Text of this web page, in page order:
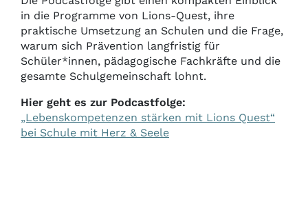
in die Programme von Lions-Quest, ihre
praktische Umsetzung an Schulen und die Frage,
warum sich Prävention langfristig für
Schüler*innen, pädagogische Fachkräfte und die
gesamte Schulgemeinschaft lohnt.
Hier geht es zur Podcastfolge:
„Lebenskompetenzen stärken mit Lions Quest“
bei Schule mit Herz & Seele